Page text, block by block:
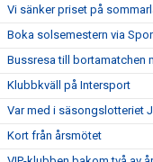
Vi sänker priset på
Boka solsemestern via
Bussresa till bortamatchen
Klubbkväll på Intersport
Var med i säsongslotteriet
Kort från årsmötet